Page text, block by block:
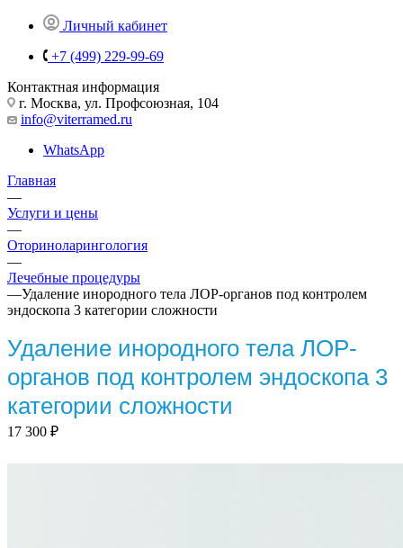
Личный кабинет
+7 (499) 229-99-69
Контактная информация
г. Москва, ул. Профсоюзная, 104
info@viterramed.ru
WhatsApp
Главная
—
Услуги и цены
—
Оториноларингология
—
Лечебные процедуры
—Удаление инородного тела ЛОР-органов под контролем
эндоскопа 3 категории сложности
Удаление инородного тела ЛОР-
органов под контролем эндоскопа 3
категории сложности
17 300 ₽